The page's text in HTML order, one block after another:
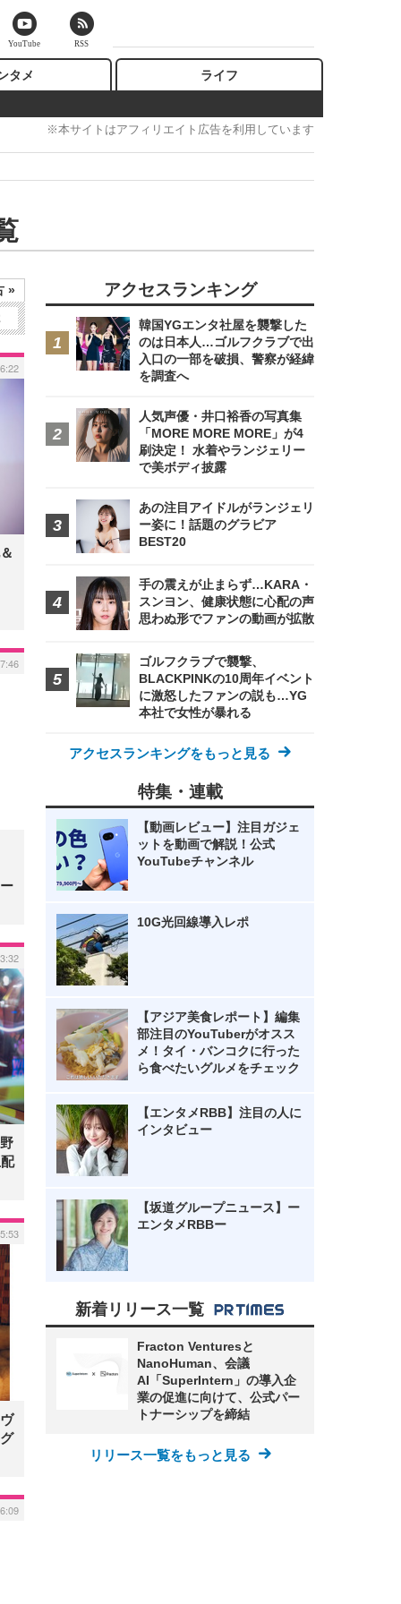
タメ ライフ
※本サイトはアフィリエイト広告を利用しています
»
アクセスランキング
韓国YGエンタ社屋を襲撃した
のは日本人…ゴルフクラブで出
入口の一部を破損、警察が経緯
を調査へ
人気声優・井口裕香の写真集
「MORE MORE MORE」が4
刷決定！ 水着やランジェリー
で美ボディ披露
あの注目アイドルがランジェリ
ー姿に！話題のグラビア
BEST20
手の震えが止まらず…KARA・
スンヨン、健康状態に心配の声
思わぬ形でファンの動画が拡散
ゴルフクラブで襲撃、
BLACKPINKの10周年イベント
に激怒したファンの説も…YG
本社で女性が暴れる
アクセスランキングをもっと見る
特集・連載
【動画レビュー】注目ガジェ
ットを動画で解説！公式
YouTubeチャンネル
10G光回線導入レポ
【アジア美食レポート】編集
部注目のYouTuberがオスス
メ！タイ・バンコクに行った
ら食べたいグルメをチェック
【エンタメRBB】注目の人に
インタビュー
【坂道グループニュース】ー
エンタメRBBー
新着リリース一覧
Fracton Venturesと
NanoHuman、会議
AI「SuperIntern」の導入企
業の促進に向けて、公式パー
トナーシップを締結
リリース一覧をもっと見る
YouTube RSS